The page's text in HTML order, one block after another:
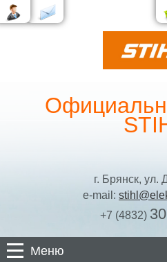
г. Брянск, ул.
e-mail:
+7 (4832)
Меню